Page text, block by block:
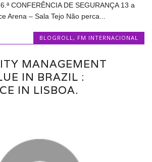
CONFERÊNCIA DE SEGURANÇA 13 a
Arena – Sala Tejo Não perca...
BLOGROLL , FM INTERNACIONAL
MANAGEMENT
IN BRAZIL :
IN LISBOA.